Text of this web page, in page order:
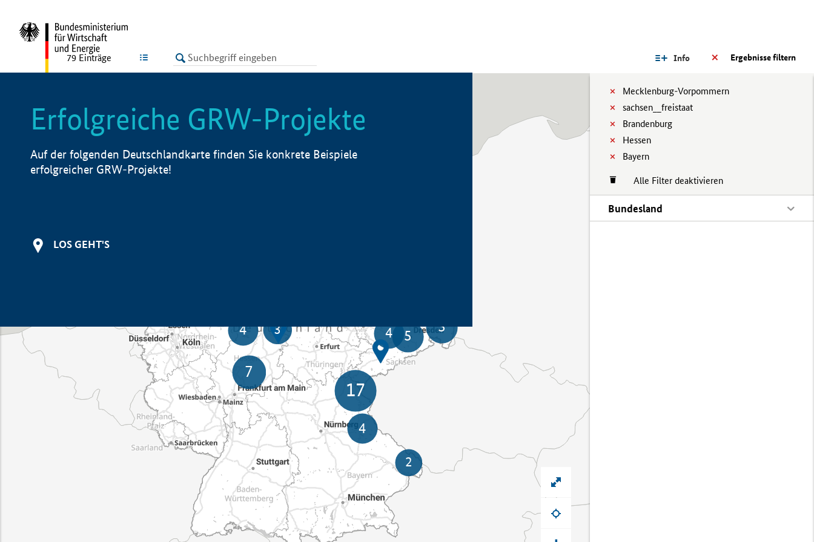
LISTE Ergebnisse filtern
Info
Mecklenburg-Vorpommern
sachsen__freistaat
Brandenburg
Hessen
Bayern
Alle Filter deaktivieren
Bundesland
79 Einträge
Erfolgreiche GRW-Projekte
Auf der folgenden Deutschlandkarte finden Sie konkrete Beispiele
erfolgreicher GRW-Projekte!
LOS GEHT'S